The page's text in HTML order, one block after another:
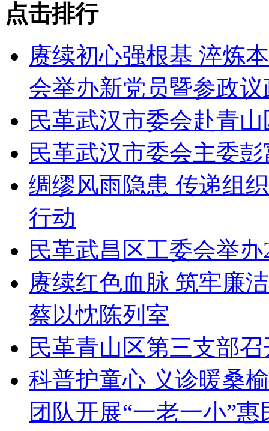
点击排行
赓续初心强根基 淬炼
会举办新党员暨参政
民革武汉市委会赴青
民革武汉市委会主委
绸缪风雨隐患 传递组
行动
民革武昌区工委会举
赓续红色血脉 筑牢廉
蔡以忱陈列室
民革青山区第三支部
科普护童心 义诊暖桑
团队开展“一老一小”惠